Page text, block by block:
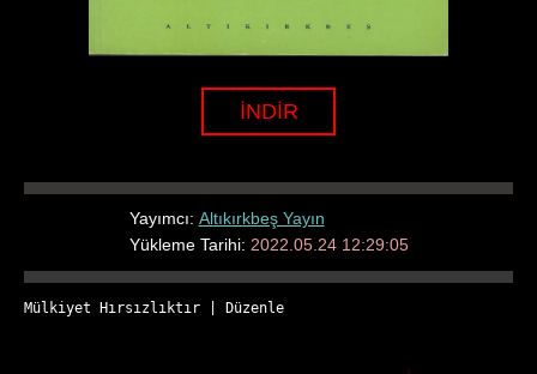
İNDİR
Yayımcı: Altıkırkbeş Yayın
Yükleme Tarihi: 2022.05.24 12:29:05
Mülkiyet Hırsızlıktır Düzenle